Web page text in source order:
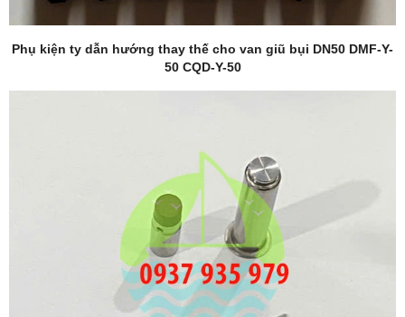
Phụ kiện ty dẫn hướng thay thế cho van giũ bụi DN50 DMF-Y-
50 CQD-Y-50